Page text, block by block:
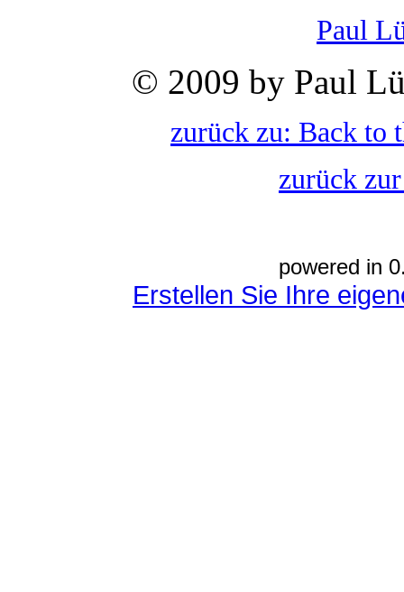
Paul
© 2009 by Paul
zurück zu: Back to
zurück
powered in
Erstellen Sie Ihre